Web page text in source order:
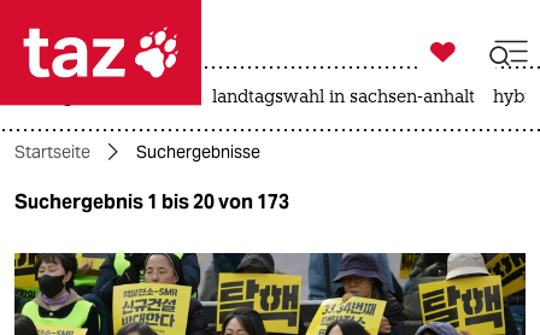
 taz zahl ich
taz zahl ich
themen
politik
öko

taz zahl ich
landtagswahl in sachsen-anhalt
Startseite Suchergebnisse
Suchergebnis 1 bis 20 von 173